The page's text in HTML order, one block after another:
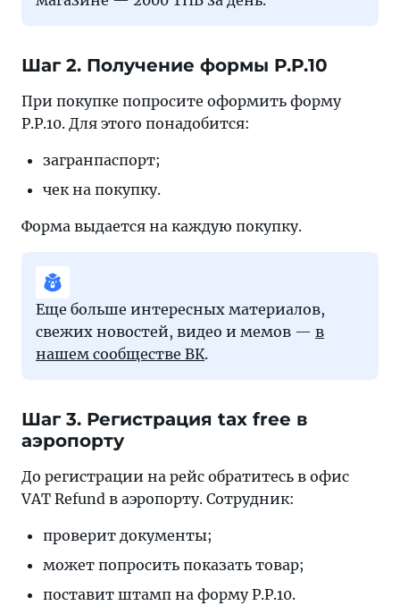
Шаг 2. Получение формы P.P.10
При покупке попросите оформить форму
P.P.10. Для этого понадобится:
загранпаспорт;
чек на покупку.
Форма выдается на каждую покупку.
Еще больше интересных материалов,
свежих новостей, видео и мемов — в
нашем сообществе ВК.
Шаг 3. Регистрация tax free в
аэропорту
До регистрации на рейс обратитесь в офис
VAT Refund в аэропорту. Сотрудник:
проверит документы;
может попросить показать товар;
поставит штамп на форму P.P.10.